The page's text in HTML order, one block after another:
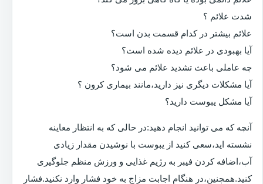
شدت علائم ؟
علائم بیشتر در کدام قسمت بدن است؟
آیا بهبودی در علائم دیده شده است؟
چه عاملی باعث تشدید علائم می شود؟
آیا مشکلات دیگری نیز دارید،مانند بیماری کرون ؟
آیا مشکل یبوست دارید؟
آنچه که می توانید انجام دهید:در حالی که به انتظار معاینه
نشسته اید،سعی کنید از یبوست با نوشیدن مقدار زیادی
آب،اضافه کردن فیبر به رژیم غذایی و ورزش منظم جلوگیری
کنید.همچنین،در هنگام اجابت مزاج به خود فشار وارد نکنید.فشار